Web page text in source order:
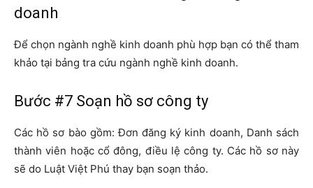
doanh
Để chọn ngành nghề kinh doanh phù hợp bạn có thể tham
khảo tại bảng tra cứu ngành nghề kinh doanh.
Bước #7 Soạn hồ sơ công ty
Các hồ sơ bào gồm: Đơn đăng ký kinh doanh, Danh sách
thành viên hoặc cổ đông, điều lệ công ty. Các hồ sơ này
sẽ do Luật Việt Phú thay bạn soạn thảo.